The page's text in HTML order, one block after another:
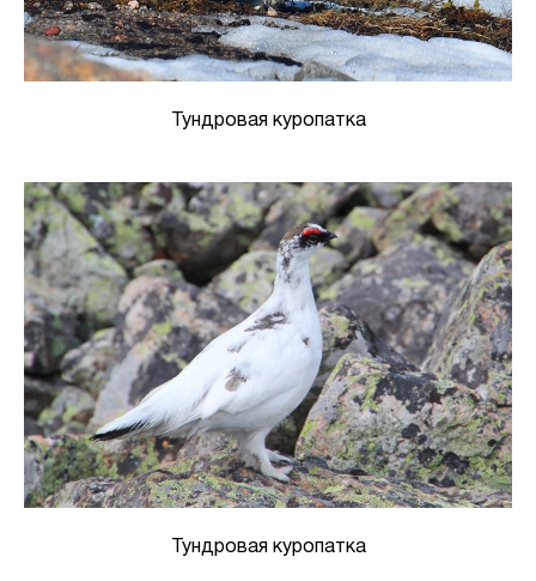
Тундровая куропатка
Тундровая куропатка